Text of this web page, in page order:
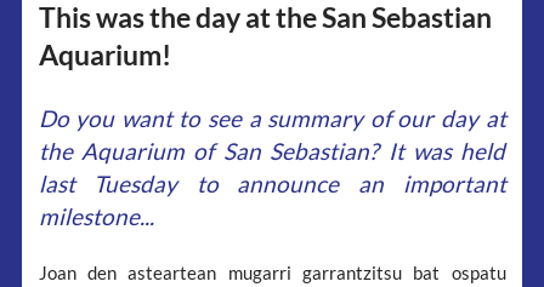
This was the day at the San Sebastian
Aquarium!
Do you want to see a summary of our day at
the Aquarium of San Sebastian? It was held
last Tuesday to announce an important
milestone...
Joan den asteartean mugarri garrantzitsu bat ospatu